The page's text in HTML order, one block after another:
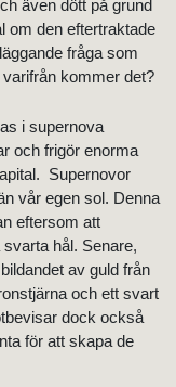
även dött på grund
om den eftertraktade
fråga som
kommer det?
i supernova
och frigör enorma
Supernovor
vår egen sol. Denna
eftersom att
hål. Senare,
av guld från
och ett svart
dock också
för att skapa de